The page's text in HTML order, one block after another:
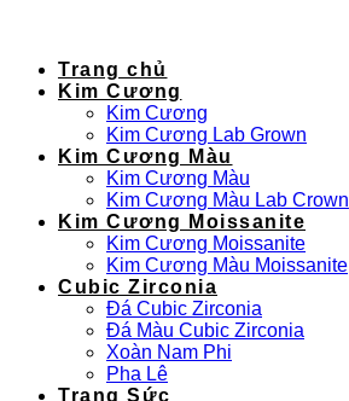
Trang chủ
Kim Cương
Kim Cương
Kim Cương Lab Grown
Kim Cương Màu
Kim Cương Màu
Kim Cương Màu Lab Crown
Kim Cương Moissanite
Kim Cương Moissanite
Kim Cương Màu Moissanite
Cubic Zirconia
Đá Cubic Zirconia
Đá Màu Cubic Zirconia
Xoàn Nam Phi
Pha Lê
Trang Sức